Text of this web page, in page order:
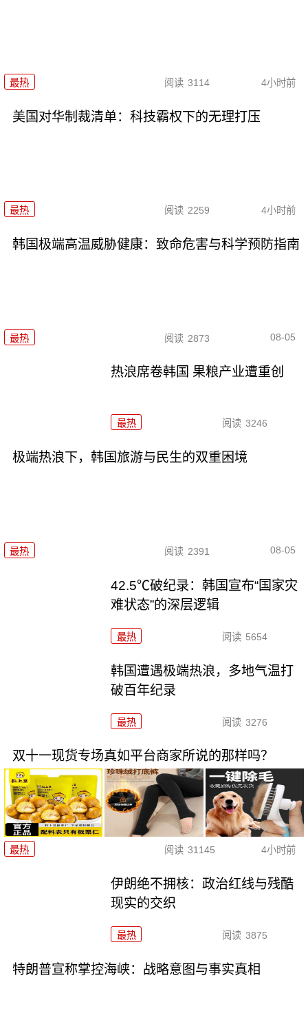
最热 阅读 3114 4小时前
美国对华制裁清单：科技霸权下的无理打压
最热 阅读 2259 4小时前
韩国极端高温威胁健康：致命危害与科学预防指南
最热 阅读 2873 08-05
热浪席卷韩国 果粮产业遭重创
最热 阅读 3246
极端热浪下，韩国旅游与民生的双重困境
最热 阅读 2391 08-05
42.5℃破纪录：韩国宣布“国家灾
难状态”的深层逻辑
最热 阅读 5654
韩国遭遇极端热浪，多地气温打
破百年纪录
最热 阅读 3276
双十一现货专场真如平台商家所说的那样吗？
最热 阅读 31145 4小时前
伊朗绝不拥核：政治红线与残酷
现实的交织
最热 阅读 3875
特朗普宣称掌控海峡：战略意图与事实真相